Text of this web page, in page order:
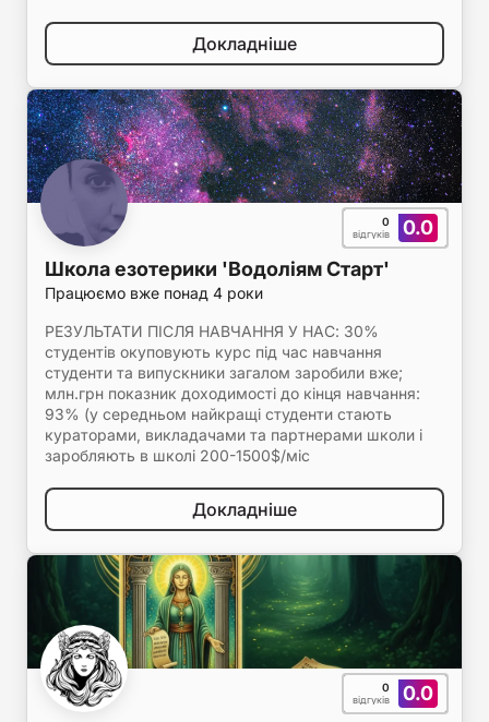
Докладніше
0.0
0
відгуків
Школа езотерики 'Водоліям Старт'
Працюємо вже понад 4 роки
РЕЗУЛЬТАТИ ПІСЛЯ НАВЧАННЯ У НАС: 30%
студентів окуповують курс під час навчання
студенти та випускники загалом заробили вже;
млн.грн показник доходимості до кінця навчання:
93% (у середньом найкращі студенти стають
кураторами, викладачами та партнерами школи і
заробляють в школі 200-1500$/міс
Докладніше
0.0
0
відгуків